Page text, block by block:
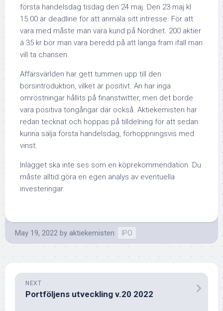
första handelsdag tisdag den 24 maj. Den 23 maj kl
15.00 är deadline för att anmäla sitt intresse. För att
vara med måste man vara kund på Nordnet. 200 aktier
á 35 kr bör man vara beredd på att langa fram ifall man
vill ta chansen.
Affärsvärlden har gett tummen upp till den
börsintroduktion, vilket är positivt. Än har inga
omröstningar hållits på finanstwitter, men det borde
vara positiva tongångar där också. Aktiekemisten har
redan tecknat och hoppas på tilldelning för att sedan
kunna sälja första handelsdag, förhoppningsvis med
vinst.
Inlägget ska inte ses som en köprekommendation. Du
måste alltid göra en egen analys av eventuella
investeringar.
May 19, 2022 by aktiekemisten IPO
NEXT
Portföljens utveckling v.20 2022